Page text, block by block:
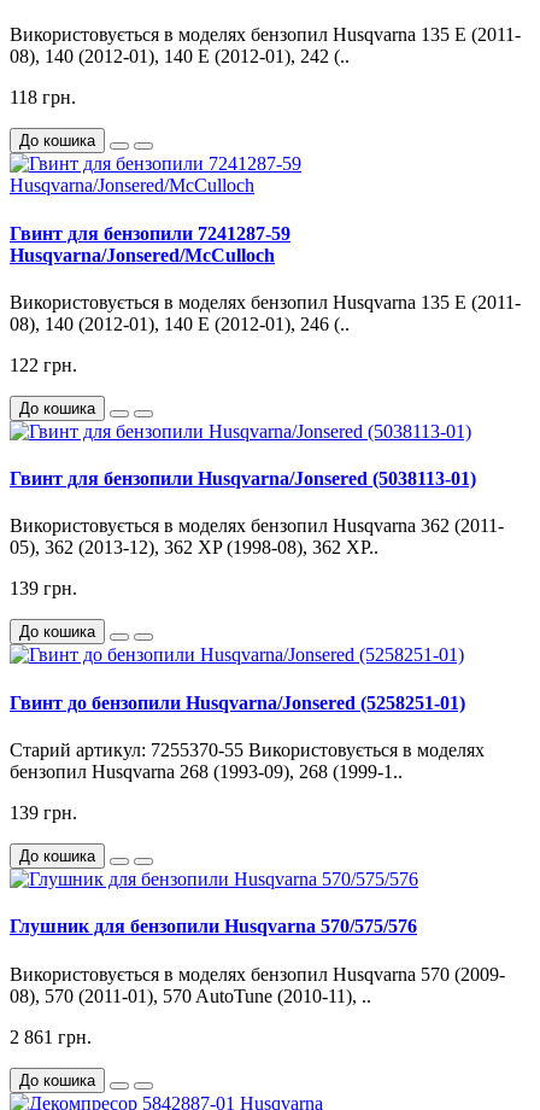
Використовується в моделях бензопил Husqvarna 135 E (2011-
08), 140 (2012-01), 140 E (2012-01), 242 (..
118 грн.
До кошика
Гвинт для бензопили 7241287-59
Husqvarna/Jonsered/McCulloch
Використовується в моделях бензопил Husqvarna 135 E (2011-
08), 140 (2012-01), 140 E (2012-01), 246 (..
122 грн.
До кошика
Гвинт для бензопили Husqvarna/Jonsered (5038113-01)
Використовується в моделях бензопил Husqvarna 362 (2011-
05), 362 (2013-12), 362 XP (1998-08), 362 XP..
139 грн.
До кошика
Гвинт до бензопили Husqvarna/Jonsered (5258251-01)
Старий артикул: 7255370-55 Використовується в моделях
бензопил Husqvarna 268 (1993-09), 268 (1999-1..
139 грн.
До кошика
Глушник для бензопили Husqvarna 570/575/576
Використовується в моделях бензопил Husqvarna 570 (2009-
08), 570 (2011-01), 570 AutoTune (2010-11), ..
2 861 грн.
До кошика